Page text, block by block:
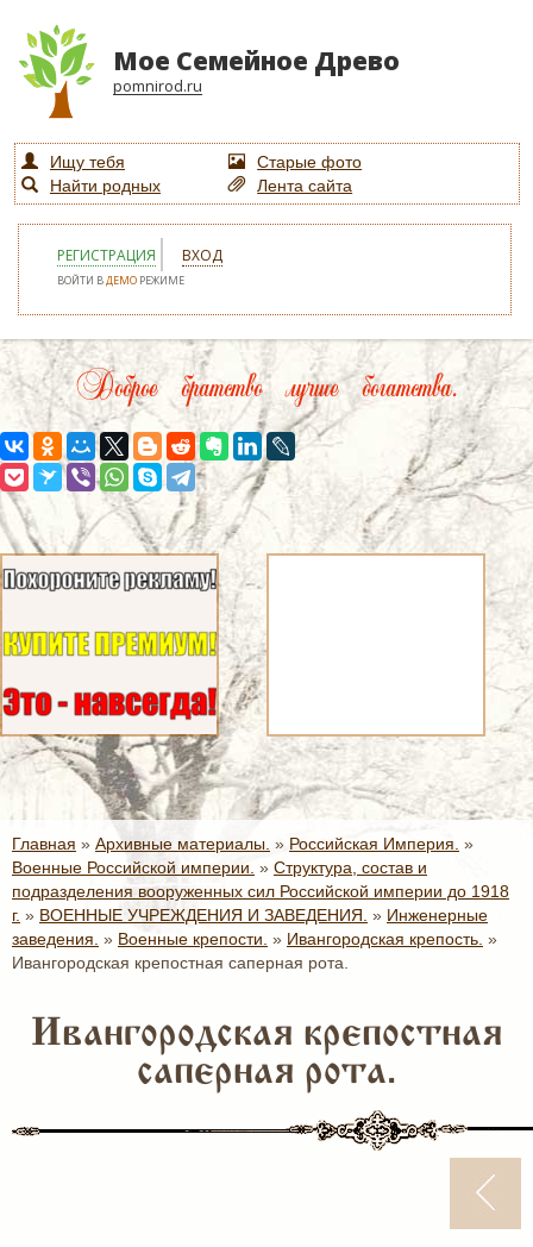
Мое Семейное Древо
pomnirod.ru
Ищу тебя
Старые фото
Найти родных
Лента сайта
РЕГИСТРАЦИЯ ВХОД
ВОЙТИ ВДЕМО РЕЖИМЕ
Доброе братство лучше богатства.
Главная » Архивные материалы. » Российская Империя. »
Военные Российской империи. » Структура, состав и
подразделения вооруженных сил Российской империи до 1918
г. » ВОЕННЫЕ УЧРЕЖДЕНИЯ И ЗАВЕДЕНИЯ. » Инженерные
заведения. » Военные крепости. » Ивангородская крепость. »
Ивангородская крепостная саперная рота.
Ивангородская крепостная
саперная рота.